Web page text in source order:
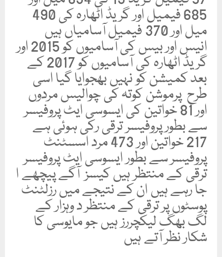
685 فیمیل اور گریڈ اٹھارہ کی 490
میل اور 370 فیمیل آسامیاں ہیں
انیس اور بیس کی آسامیوں کو 2015 اور
گریڈ اٹھارہ کی آسامیوں کو 2017 کے
بعد کمیشن کو نہیں بھجوایا گیا اسی
طرح پرموشن کوتہ کی چوالیس مردوں
اور 81 خواتین کی ایسوسی ایٹ پروفیسر
سے بطور پروفیسر ترقی رکی ہوئی ہے
217 خواتین اور 473 مرد اسسٹنٹ
پروفیسر سے بطور ایسوسی ایٹ پروفیسر
ترقی کے منتظر ہیں کیسز آگے پیچھے ا
جا رہے ہیں ان کے نتیجے میں رزلٹنٹ
پوسٹوں پر ترقی کے منتظر د وہزار کے
لگ بھگ لیکچررز ہیں جو مایوسی کا
شکار نظر آتے ہیں